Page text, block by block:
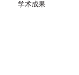
学术成果